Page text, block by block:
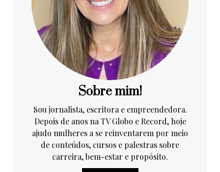
Sobre mim!
Sou jornalista, escritora e empreendedora.
Depois de anos na TV Globo e Record, hoje
ajudo mulheres a se reinventarem por meio
de conteúdos, cursos e palestras sobre
carreira, bem-estar e propósito.